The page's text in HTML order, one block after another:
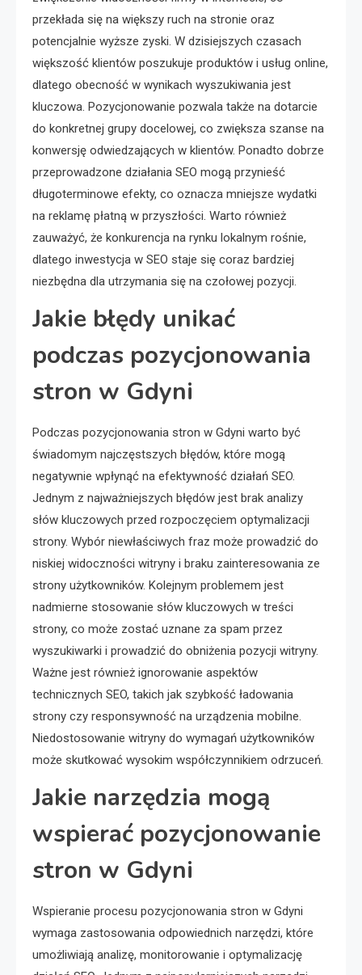
przekłada się na większy ruch na stronie oraz
potencjalnie wyższe zyski. W dzisiejszych czasach
większość klientów poszukuje produktów i usług online,
dlatego obecność w wynikach wyszukiwania jest
kluczowa. Pozycjonowanie pozwala także na dotarcie
do konkretnej grupy docelowej, co zwiększa szanse na
konwersję odwiedzających w klientów. Ponadto dobrze
przeprowadzone działania SEO mogą przynieść
długoterminowe efekty, co oznacza mniejsze wydatki
na reklamę płatną w przyszłości. Warto również
zauważyć, że konkurencja na rynku lokalnym rośnie,
dlatego inwestycja w SEO staje się coraz bardziej
niezbędna dla utrzymania się na czołowej pozycji.
Jakie błędy unikać
podczas pozycjonowania
stron w Gdyni
Podczas pozycjonowania stron w Gdyni warto być
świadomym najczęstszych błędów, które mogą
negatywnie wpłynąć na efektywność działań SEO.
Jednym z najważniejszych błędów jest brak analizy
słów kluczowych przed rozpoczęciem optymalizacji
strony. Wybór niewłaściwych fraz może prowadzić do
niskiej widoczności witryny i braku zainteresowania ze
strony użytkowników. Kolejnym problemem jest
nadmierne stosowanie słów kluczowych w treści
strony, co może zostać uznane za spam przez
wyszukiwarki i prowadzić do obniżenia pozycji witryny.
Ważne jest również ignorowanie aspektów
technicznych SEO, takich jak szybkość ładowania
strony czy responsywność na urządzenia mobilne.
Niedostosowanie witryny do wymagań użytkowników
może skutkować wysokim współczynnikiem odrzuceń.
Jakie narzędzia mogą
wspierać pozycjonowanie
stron w Gdyni
Wspieranie procesu pozycjonowania stron w Gdyni
wymaga zastosowania odpowiednich narzędzi, które
umożliwiają analizę, monitorowanie i optymalizację